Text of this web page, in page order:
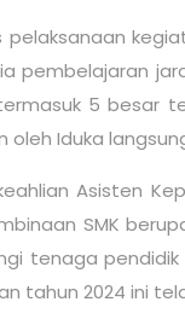
pelaksanaan
pembelajaran
5 besar
oleh Iduka
Asisten
SMK
tenaga
tahun 2024 ini